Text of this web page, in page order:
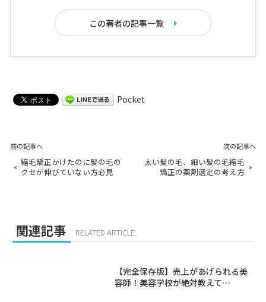
この著者の記事一覧
Pocket
前の記事へ
« 縮毛矯正かけたのに髪の毛の
クセが伸びていない方必見
次の記事へ
太い髪の毛、細い髪の毛縮毛
矯正の薬剤選定の考え方 »
関連記事 RELATED ARTICLE
【完全保存版】売上があげられる美
容師！美容学校が絶対教えて…